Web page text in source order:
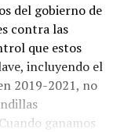
del gobierno de
contra las
que estos
incluyendo el
2019-2021, no
ganamos